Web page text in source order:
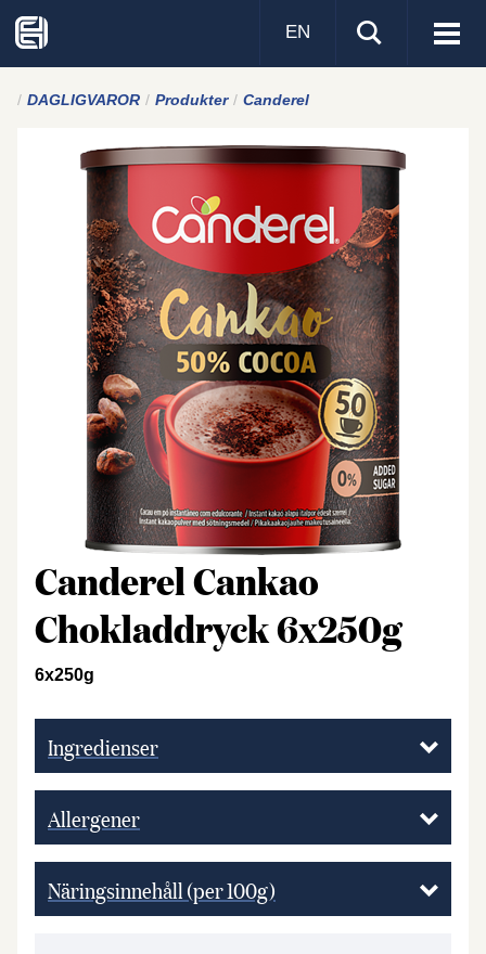
Visa
EN
DAGLIGVAROR Produkter Canderel
Canderel Cankao
Chokladdryck 6x250g
6x250g
Ingredienser
Allergener
Näringsinnehåll (per 100g)